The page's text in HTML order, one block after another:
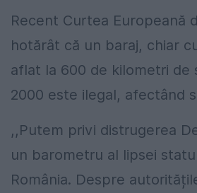
Recent Curtea Europeană
hotărât că un baraj, chiar
aflat la 600 de kilometri de
2000 este ilegal, afectând
,,Putem privi distrugerea
un barometru al lipsei
România. Despre